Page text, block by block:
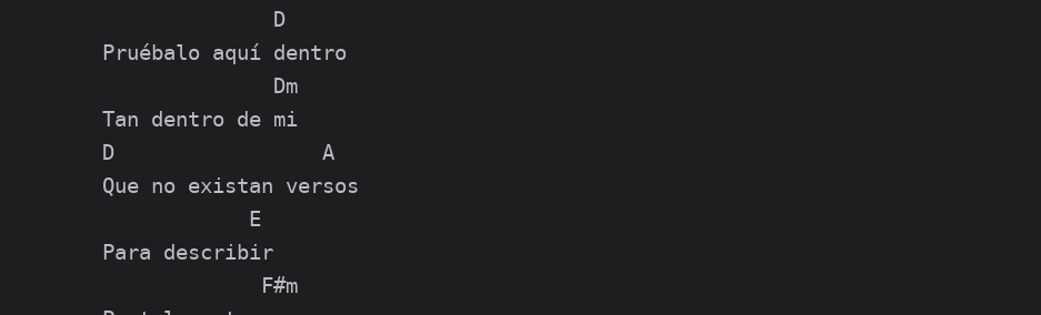
              D
Pruébalo aquí dentro
              Dm
Tan dentro de mi
D                 A
Que no existan versos
            E
Para describir
             F#m